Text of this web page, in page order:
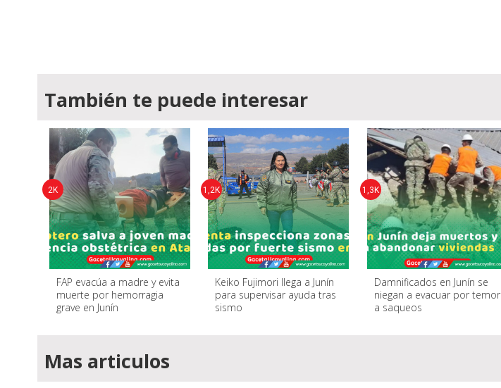
También te puede interesar
FAP evacúa a madre y evita
muerte por hemorragia
grave en Junín
2K
Keiko Fujimori llega a Junín
para supervisar ayuda tras
sismo
1,2K
Damnificados en Junín se
niegan a evacuar por temor
a saqueos
1,3K
Mas articulos